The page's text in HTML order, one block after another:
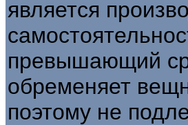
является
превышающий
обременяет
поэтому не